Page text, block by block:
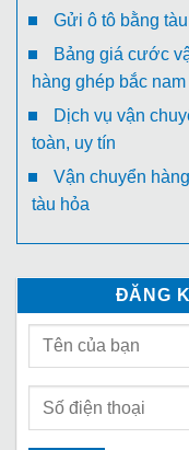
Gửi ô tô bằng
Bảng giá cước
hàng ghép bắc nam
Dịch vụ vận
toàn, uy tín
Vận chuyển
tàu hỏa
ĐĂNG